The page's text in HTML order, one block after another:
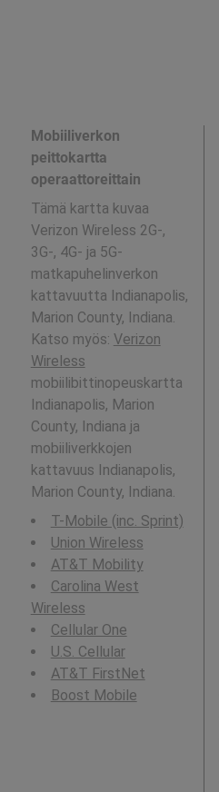
Mobiiliverkon
peittokartta
operaattoreittain
Tämä kartta kuvaa
Verizon Wireless 2G-,
3G-, 4G- ja 5G-
matkapuhelinverkon
kattavuutta Indianapolis,
Marion County, Indiana.
Katso myös: Verizon
Wireless
mobiilibittinopeuskartta
Indianapolis, Marion
County, Indiana ja
mobiiliverkkojen
kattavuus Indianapolis,
Marion County, Indiana.
T-Mobile (inc. Sprint)
Union Wireless
AT&T Mobility
Carolina West
Wireless
Cellular One
U.S. Cellular
AT&T FirstNet
Boost Mobile